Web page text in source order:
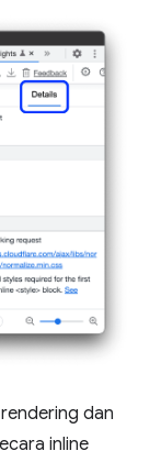
dan
inline